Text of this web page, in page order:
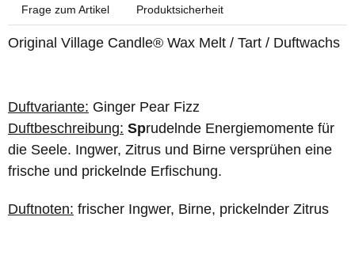
Frage zum Artikel Produktsicherheit
Original Village Candle® Wax Melt / Tart / Duftwachs
Duftvariante: Ginger Pear Fizz
Duftbeschreibung: Sprudelnde Energiemomente für
die Seele. Ingwer, Zitrus und Birne versprühen eine
frische und prickelnde Erfischung.
Duftnoten: frischer Ingwer, Birne, prickelnder Zitrus